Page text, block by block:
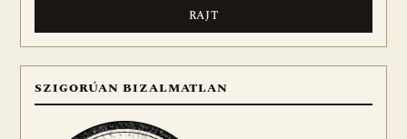
SZIGORÚAN BIZALMATLAN